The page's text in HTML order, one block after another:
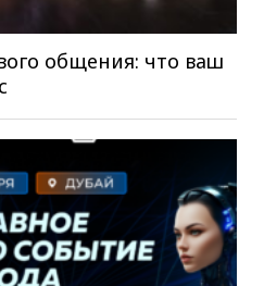
общения: что ваш